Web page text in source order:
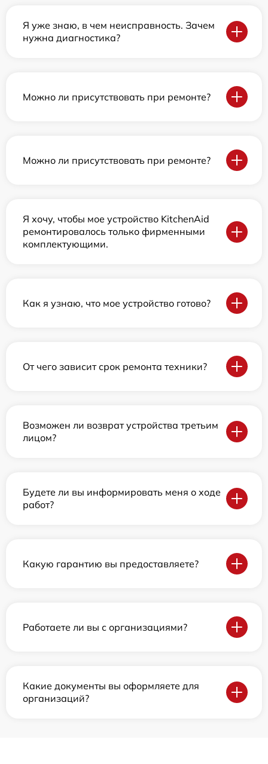
Я уже знаю, в чем неисправность. Зачем
нужна диагностика?
Можно ли присутствовать при ремонте?
Можно ли присутствовать при ремонте?
Я хочу, чтобы мое устройство KitchenAid
ремонтировалось только фирменными
комплектующими.
Как я узнаю, что мое устройство готово?
От чего зависит срок ремонта техники?
Возможен ли возврат устройства третьим
лицом?
Будете ли вы информировать меня о ходе
работ?
Какую гарантию вы предоставляете?
Работаете ли вы с организациями?
Какие документы вы оформляете для
организаций?